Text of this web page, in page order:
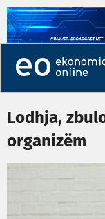
Lodhja,
organizëm